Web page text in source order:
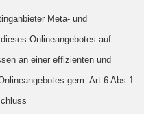
Meta- und
Onlineangebotes auf
an einer effizienten und
gem. Art 6 Abs.1